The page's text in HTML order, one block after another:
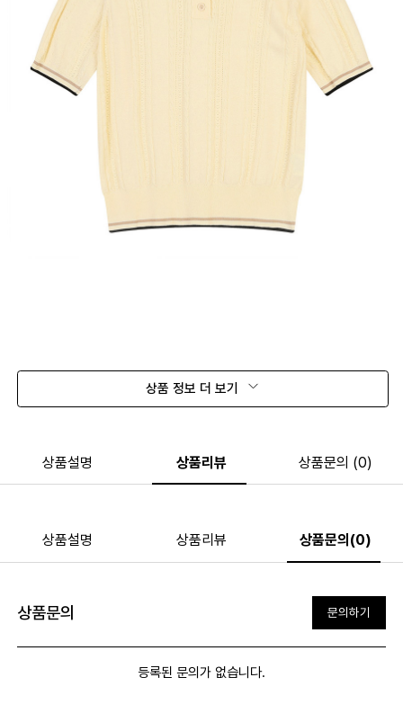
상품 정보 더 보기
상품설명 상품리뷰 상품문의 (0)
상품설명 상품리뷰 상품문의(0)
상품문의 문의하기
등록된 문의가 없습니다.